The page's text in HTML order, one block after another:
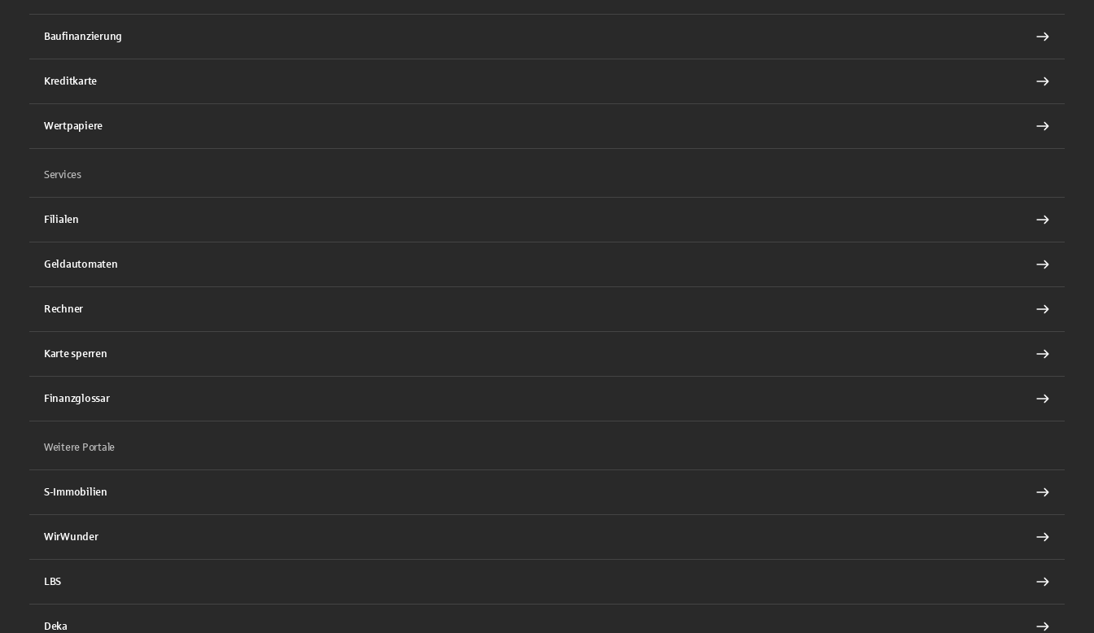
Baufinanzierung
Kreditkarte
Wertpapiere
Services
Filialen
Geldautomaten
Rechner
Karte sperren
Finanzglossar
Weitere Portale
S-Immobilien
WirWunder
LBS
Deka